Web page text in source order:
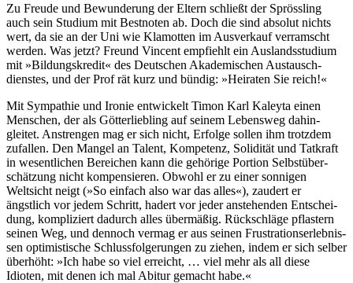
Zu Freude und Bewunderung der Eltern schließt der Sprössling
auch sein Studium mit Bestnoten ab. Doch die sind absolut nichts
wert, da sie an der Uni wie Klamotten im Ausver­kauf ver­ramscht
werden. Was jetzt? Freund Vincent empfiehlt ein Auslands­studium
mit »Bildungs­kredit« des Deutschen Akademi­schen Austausch­
dienstes, und der Prof rät kurz und bündig: »Heiraten Sie reich!«
Mit Sympathie und Ironie entwickelt Timon Karl Kaleyta einen
Menschen, der als Götter­liebling auf seinem Lebensweg dahin­
gleitet. Anstren­gen mag er sich nicht, Erfolge sollen ihm trotzdem
zufallen. Den Mangel an Talent, Kompetenz, Solidität und Tatkraft
in wesent­lichen Bereichen kann die gehörige Portion Selbst­über­
schätzung nicht kompen­sieren. Obwohl er zu einer sonnigen
Weltsicht neigt (»So einfach also war das alles«), zaudert er
ängstlich vor jedem Schritt, hadert vor jeder anste­henden Entschei­
dung, kompli­ziert dadurch alles übermäßig. Rück­schläge pflastern
seinen Weg, und dennoch vermag er aus seinen Frus­trations­erlebnis­
sen optimis­tische Schluss­folgerun­gen zu ziehen, indem er sich selber
überhöht: »Ich habe so viel erreicht, … viel mehr als all diese
Idioten, mit denen ich mal Abitur gemacht habe.«